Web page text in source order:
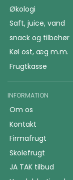
Økologi
Saft, juice, vand
snack og tilbehør
Køl ost, æg m.m.
Frugtkasse
INFORMATION
Om os
Kontakt
Firmafrugt
Skolefrugt
JA TAK tilbud